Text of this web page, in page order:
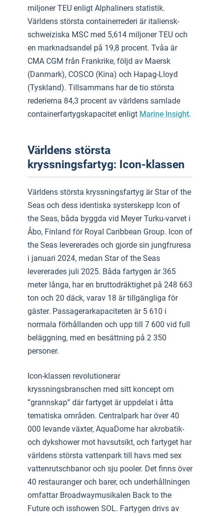
miljoner TEU enligt Alphaliners statistik.
Världens största containerrederi är italiensk-
schweiziska MSC med 5,614 miljoner TEU och
en marknadsandel på 19,8 procent. Tvåa är
CMA CGM från Frankrike, följd av Maersk
(Danmark), COSCO (Kina) och Hapag-Lloyd
(Tyskland). Tillsammans har de tio största
rederierna 84,3 procent av världens samlade
containerfartygskapacitet enligt Marine Insight.
Världens största
kryssningsfartyg: Icon-klassen
Världens största kryssningsfartyg är Star of the
Seas och dess identiska systerskepp Icon of
the Seas, båda byggda vid Meyer Turku-varvet i
Åbo, Finland för Royal Caribbean Group. Icon of
the Seas levererades och gjorde sin jungfruresa
i januari 2024, medan Star of the Seas
levererades juli 2025. Båda fartygen är 365
meter långa, har en bruttodräktighet på 248 663
ton och 20 däck, varav 18 är tillgängliga för
gäster. Passagerarkapaciteten är 5 610 i
normala förhållanden och upp till 7 600 vid full
beläggning, med en besättning på 2 350
personer.
Icon-klassen revolutionerar
kryssningsbranschen med sitt koncept om
”grannskap” där fartyget är uppdelat i åtta
tematiska områden. Centralpark har över 40
000 levande växter, AquaDome har akrobatik-
och dykshower mot havsutsikt, och fartyget har
världens största vattenpark till havs med sex
vattenrutschbanor och sju pooler. Det finns över
40 restauranger och barer, och underhållningen
omfattar Broadwaymusikalen Back to the
Future och isshowen SOL. Fartygen drivs av